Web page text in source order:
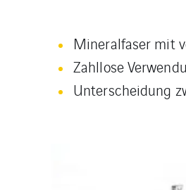
Mineralfaser mit
Zahllose
Unterscheidung